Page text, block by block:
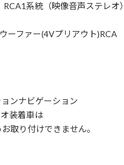
系統（映像音声ステレオ）
ーファー(4Vプリアウト)RCA
ンナビゲーション
装着車は
取り付けできません。